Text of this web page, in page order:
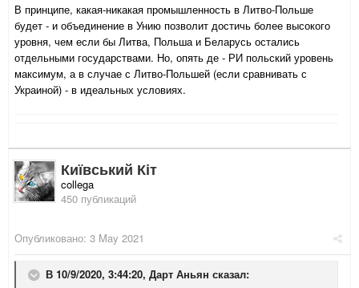
В принципе, какая-никакая промышленность в Литво-Польше
будет - и объединение в Унию позволит достичь более высокого
уровня, чем если бы Литва, Польша и Беларусь остались
отдельными государствами. Но, опять де - РИ польский уровень
максимум, а в случае с Литво-Польшей (если сравнивать с
Украиной) - в идеальных условиях.
Київський Кіт
collega
450 публикаций
Опубликовано: 3 May 2021
В 10/9/2020, 3:44:20, Дарт Аньян сказал: